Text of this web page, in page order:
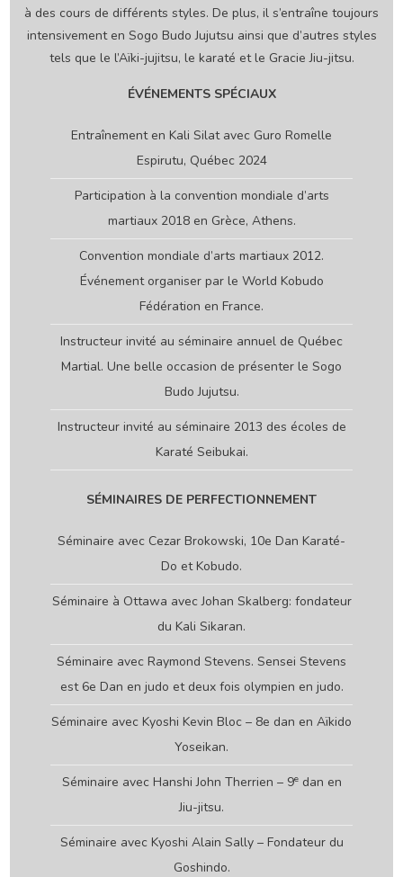
à des cours de différents styles. De plus, il s’entraîne toujours
intensivement en Sogo Budo Jujutsu ainsi que d’autres styles
tels que le l’Aïki-jujitsu, le karaté et le Gracie Jiu-jitsu.
ÉVÉNEMENTS SPÉCIAUX
Entraînement en Kali Silat avec Guro Romelle
Espirutu, Québec 2024
Participation à la convention mondiale d’arts
martiaux 2018 en Grèce, Athens.
Convention mondiale d’arts martiaux 2012.
Événement organiser par le World Kobudo
Fédération en France.
Instructeur invité au séminaire annuel de Québec
Martial. Une belle occasion de présenter le Sogo
Budo Jujutsu.
Instructeur invité au séminaire 2013 des écoles de
Karaté Seibukai.
SÉMINAIRES DE PERFECTIONNEMENT
Séminaire avec Cezar Brokowski, 10e Dan Karaté-
Do et Kobudo.
Séminaire à Ottawa avec Johan Skalberg: fondateur
du Kali Sikaran.
Séminaire avec Raymond Stevens. Sensei Stevens
est 6e Dan en judo et deux fois olympien en judo.
Séminaire avec Kyoshi Kevin Bloc – 8e dan en Aïkido
Yoseikan.
Séminaire avec Hanshi John Therrien – 9edan en
Jiu-jitsu.
Séminaire avec Kyoshi Alain Sally – Fondateur du
Goshindo.